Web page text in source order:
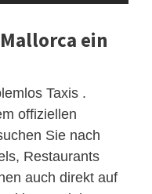
ein
Taxis .
offiziellen
Sie nach
Restaurants
auch direkt auf